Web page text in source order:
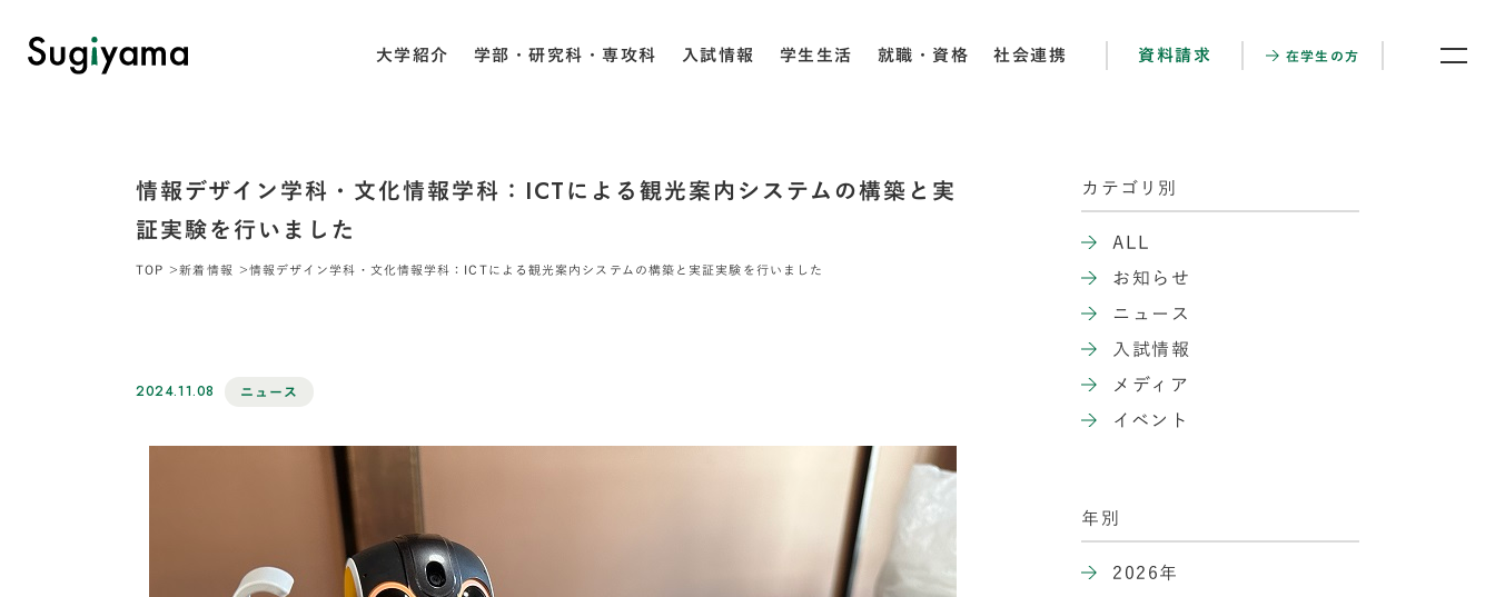
大学紹介 学部・研究科・専攻科 入試情報 学生生活 就職・資格 社会連携 資料請求 在学生の方
情報デザイン学科・文化情報学科：ICTによる観光案内システムの構築と実
証実験を行いました
TOP 新着情報 情報デザイン学科・文化情報学科：ICTによる観光案内システムの構築と実証実験を行いました
2024.11.08 ニュース
カテゴリ別
ALL
お知らせ
ニュース
入試情報
メディア
イベント
年別
2026年